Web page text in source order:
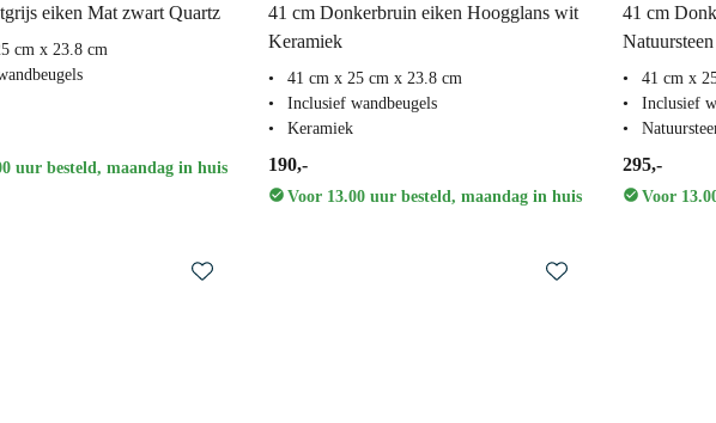
eiken Mat zwart Quartz
cm x 23.8 cm
uur besteld, maandag in huis
41 cm Donkerbruin eiken Hoogglans wit
Keramiek
41 cm x 25 cm x 23.8 cm
Inclusief wandbeugels
Keramiek
190,-
Voor 13.00 uur besteld, maandag in huis
41 cm
Natuursteen
41 cm x
Inclusief
295,-
Voor